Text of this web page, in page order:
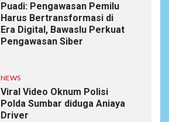
Puadi: Pengawasan Pemilu
Harus Bertransformasi di
Era Digital, Bawaslu Perkuat
Pengawasan Siber
NEWS
Viral Video Oknum Polisi
Polda Sumbar diduga Aniaya
Driver